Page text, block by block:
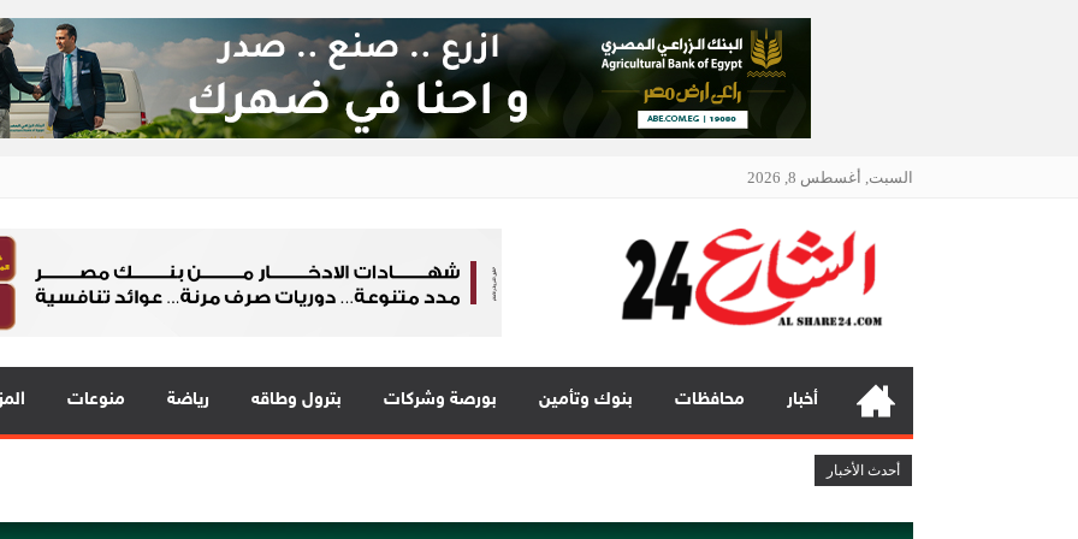
السبت, أغسطس 8, 2026
الشارع 24
أنت دائمًا في قلب الحدث
أخبار محافظات بنوك وتأمين بورصة وشركات بترول وطاقه رياضة منوعات
أحدث الأخبار
جي بي أوتو تستعد لإطلاق علامة iCAUR في السوق المصرية